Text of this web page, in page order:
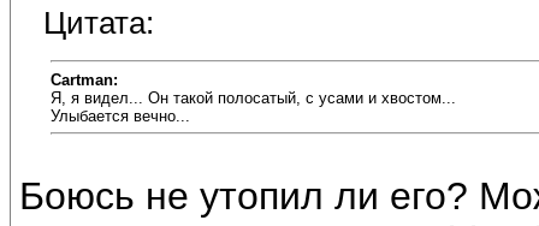
Цитата:
Cartman:
Я, я видел... Он такой полосатый, с усами и хвостом...
Улыбается вечно...
Боюсь не утопил ли его?